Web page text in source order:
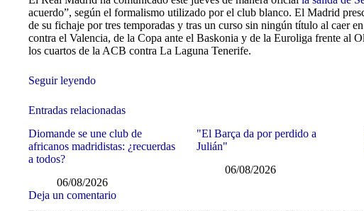
acuerdo”, según el formalismo utilizado por el club blanco. El Madrid
de su fichaje por tres temporadas y tras un curso sin ningún título al caer
contra el Valencia, de la Copa ante el Baskonia y de la Euroliga frente al
los cuartos de la ACB contra La Laguna Tenerife.
Seguir leyendo
Entradas relacionadas
Diomande se une club de
africanos madridistas: ¿recuerdas
a todos?
06/08/2026
"El Barça da por perdido a
Julián"
06/08/2026
Deja un comentario